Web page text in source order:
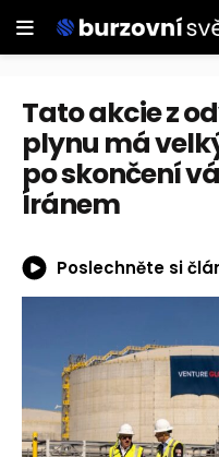
Tato akcie z
plynu má
po skončení
Íránem
Poslechněte si